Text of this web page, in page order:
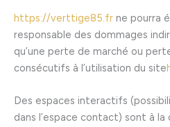
https://verttige85.fr ne pourra
responsable des dommages
qu’une perte de marché ou
consécutifs à l’utilisation du site
Des espaces interactifs
dans l’espace contact) sont à